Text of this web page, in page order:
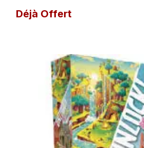
Déjà Offert